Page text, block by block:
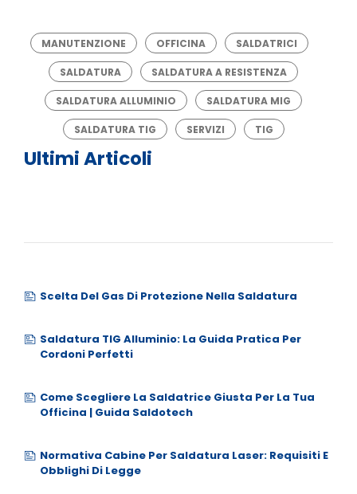
MANUTENZIONE OFFICINA SALDATRICI
SALDATURA SALDATURA A RESISTENZA
SALDATURA ALLUMINIO SALDATURA MIG
SALDATURA TIG SERVIZI TIG
Ultimi Articoli
Scelta Del Gas Di Protezione Nella Saldatura
Saldatura TIG Alluminio: La Guida Pratica Per
Cordoni Perfetti
Come Scegliere La Saldatrice Giusta Per La Tua
Officina | Guida Saldotech
Normativa Cabine Per Saldatura Laser: Requisiti E
Obblighi Di Legge